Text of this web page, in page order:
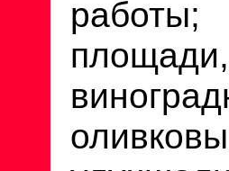
работы;